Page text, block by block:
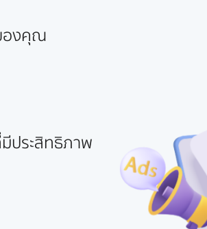
องคุณ
ประสิทธิภาพ